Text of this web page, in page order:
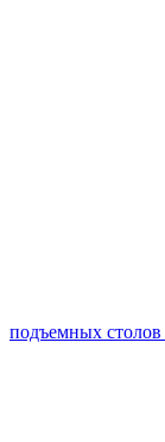
подъемных столов